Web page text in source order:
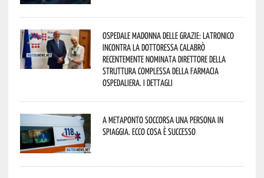
Ospedale Madonna delle Grazie: Latronico
incontra la dottoressa Calabrò
recentemente nominata Direttore della
Struttura Complessa della Farmacia
Ospedaliera. I dettagli
A Metaponto soccorsa una persona in
spiaggia. Ecco cosa è successo